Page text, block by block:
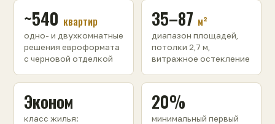
~540 квартир
одно- и двухкомнатные
решения евроформата
с черновой отделкой
35–87 м²
диапазон площадей,
потолки 2,7 м,
витражное остекление
Эконом
класс жилья:
20%
минимальный первый